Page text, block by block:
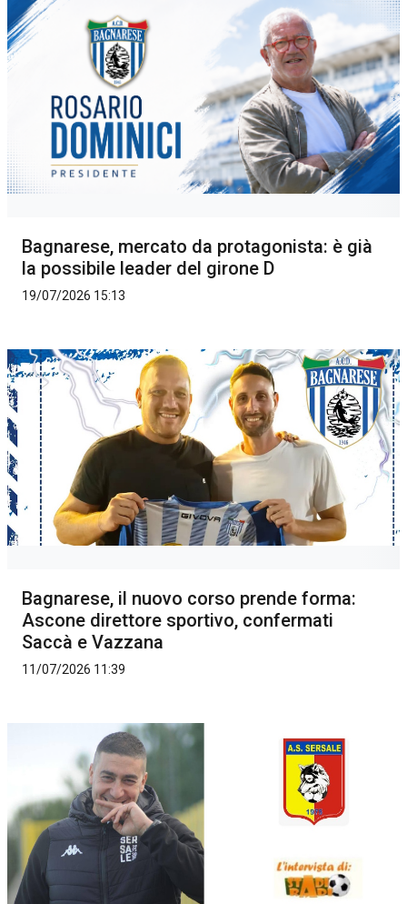
Bagnarese, mercato da protagonista: è già
la possibile leader del girone D
19/07/2026 15:13
Bagnarese, il nuovo corso prende forma:
Ascone direttore sportivo, confermati
Saccà e Vazzana
11/07/2026 11:39